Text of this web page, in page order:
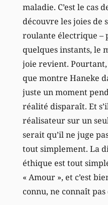
maladie. C’est le cas
découvre les joies de
roulante électrique –
quelques instants, le
joie revient. Pourtant,
que montre Haneke
juste un moment
réalité disparaît. Et
réalisateur sur un
serait qu’il ne juge
tout simplement. La
éthique est tout
« Amour », et c’est
connu, ne connaît